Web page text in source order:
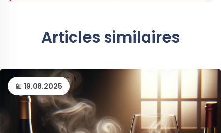
Articles similaires
19.08.2025